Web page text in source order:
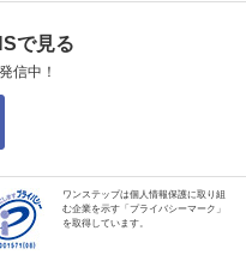
で見る
信中！
ワンステップは個人情報保護に取り組
む企業を示す「プライバシーマーク」
を取得しています。